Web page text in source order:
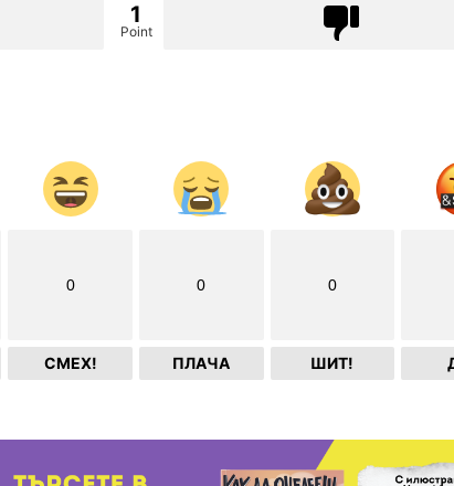
1
Point
0
СМЕХ!
0
ПЛАЧА
0
ШИТ!